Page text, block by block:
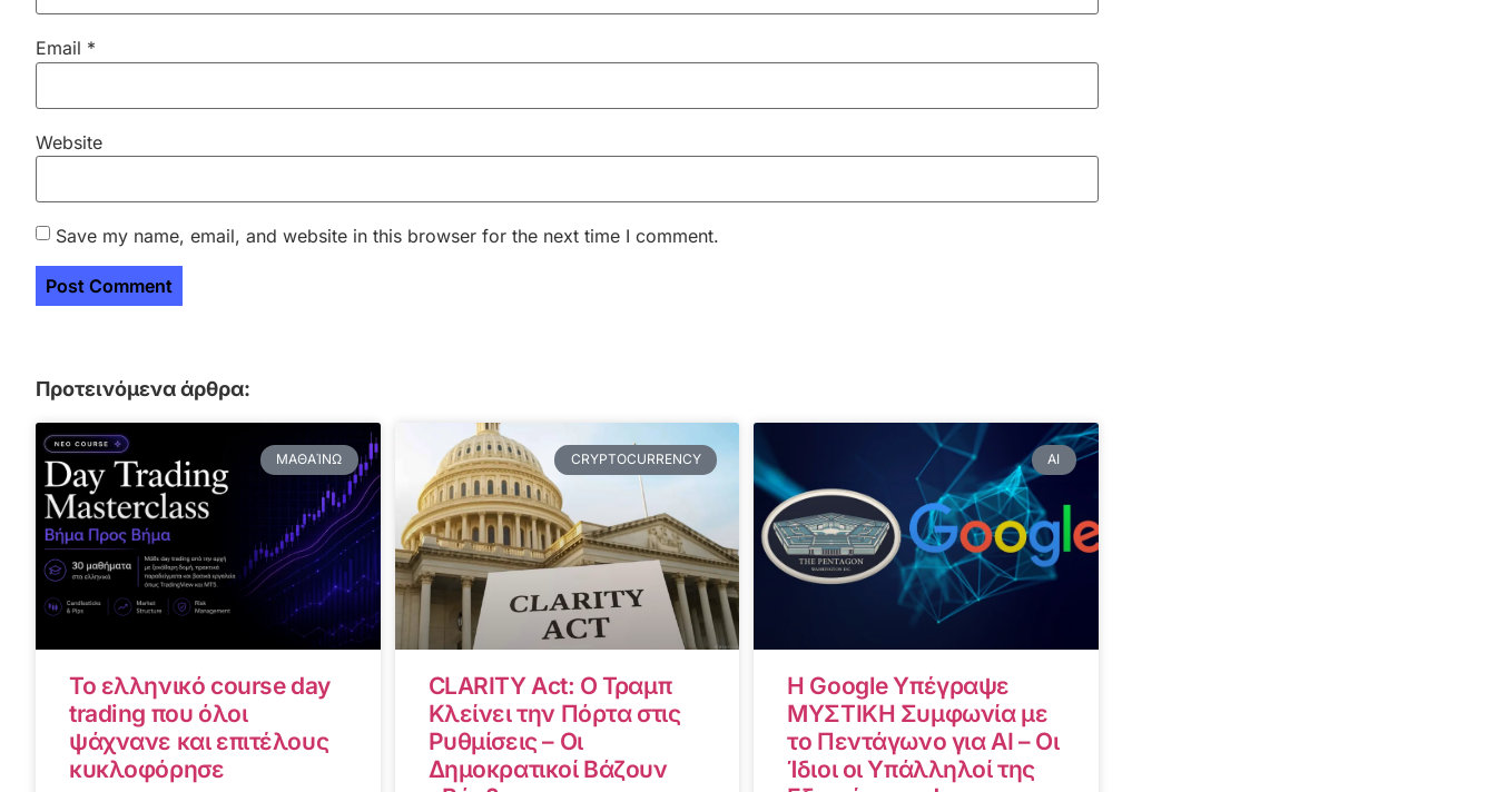
Email *
Website
Save my name, email, and website in this browser for the next time I comment.
Προτεινόμενα άρθρα:
ΜΑΘΑΊΝΩ
Το ελληνικό course day
trading που όλοι
ψάχνανε και επιτέλους
κυκλοφόρησε
CRYPTOCURRENCY
CLARITY Act: Ο Τραμπ
Κλείνει την Πόρτα στις
Ρυθμίσεις – Οι
Δημοκρατικοί Βάζουν
AI
Η Google Υπέγραψε
ΜΥΣΤΙΚΗ Συμφωνία με
το Πεντάγωνο για AI – Οι
Ίδιοι οι Υπάλληλοί της